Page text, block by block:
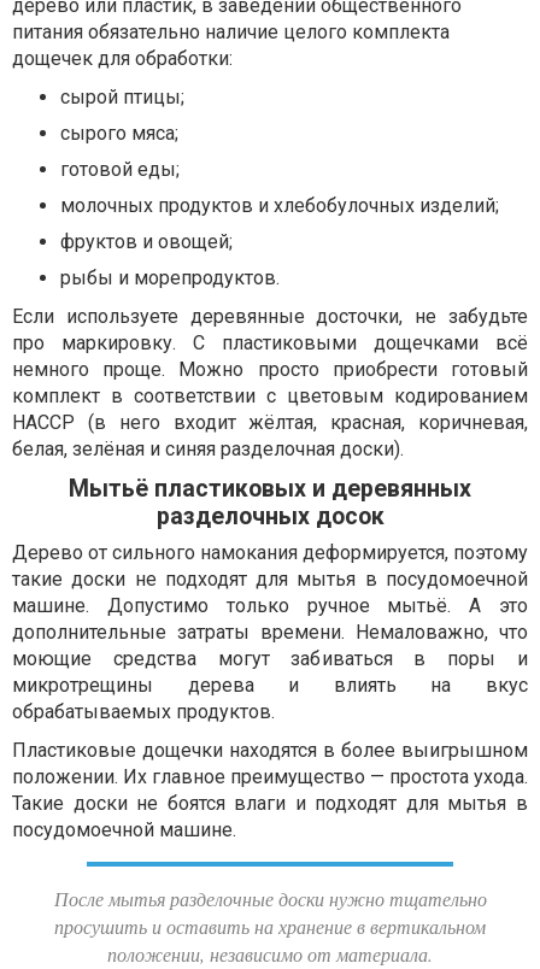
дерево или пластик, в заведении общественного
питания обязательно наличие целого комплекта
дощечек для обработки:
сырой птицы;
сырого мяса;
готовой еды;
молочных продуктов и хлебобулочных изделий;
фруктов и овощей;
рыбы и морепродуктов.
Если используете деревянные досточки, не забудьте
про маркировку. С пластиковыми дощечками всё
немного проще. Можно просто приобрести готовый
комплект в соответствии с цветовым кодированием
HACCP (в него входит жёлтая, красная, коричневая,
белая, зелёная и синяя разделочная доски).
Мытьё пластиковых и деревянных
разделочных досок
Дерево от сильного намокания деформируется, поэтому
такие доски не подходят для мытья в посудомоечной
машине. Допустимо только ручное мытьё. А это
дополнительные затраты времени. Немаловажно, что
моющие средства могут забиваться в поры и
микротрещины дерева и влиять на вкус
обрабатываемых продуктов.
Пластиковые дощечки находятся в более выигрышном
положении. Их главное преимущество — простота ухода.
Такие доски не боятся влаги и подходят для мытья в
посудомоечной машине.
После мытья разделочные доски нужно тщательно
просушить и оставить на хранение в вертикальном
положении, независимо от материала.